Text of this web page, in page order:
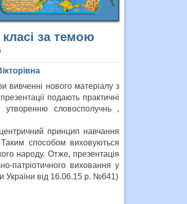
за темою
вивченні нового матеріалуз
подають практичні
словосполучнь ,
принцип навчання
Таким способом виховуються
народу. Отже, презентація
патріотичного виховання у
України від 16.06.15 р. №641)